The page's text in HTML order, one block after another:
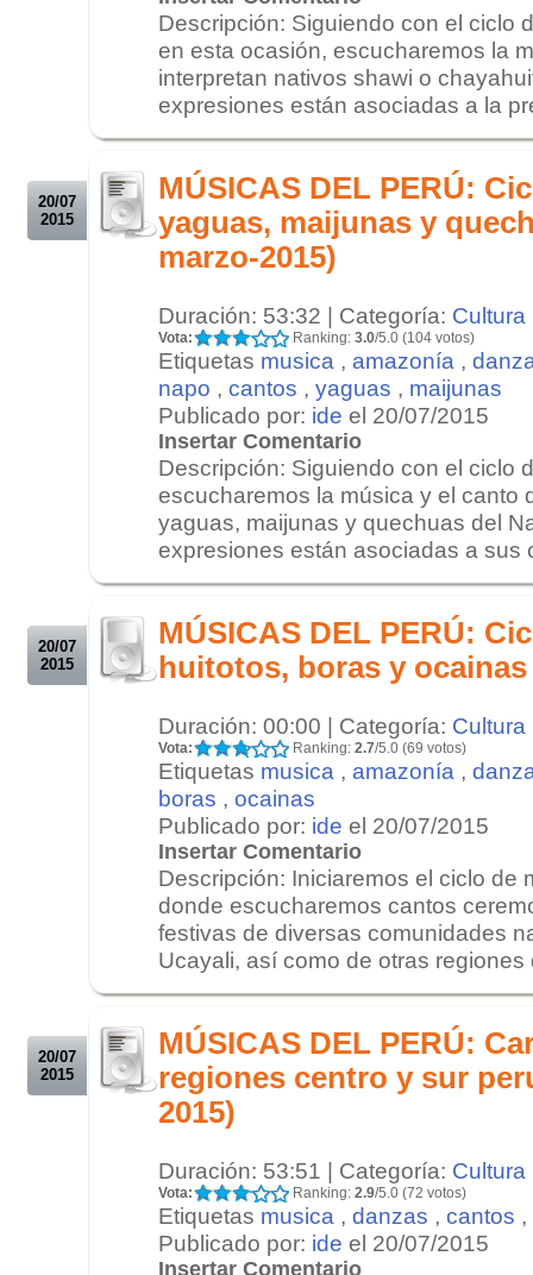
Descripción: Siguiendo con el ciclo
en esta ocasión, escucharemos la
interpretan nativos shawi o
expresiones están asociadas a la
20/07
2015
MÚSICAS DEL PERÚ:
yaguas, maijunas y
marzo-2015)
Duración: 53:32 | Categoría: Cultura
Vota: Ranking: 3.0/5.0 (104 votos)
Etiquetas musica , amazonía ,
napo , cantos , yaguas , maijunas
Publicado por: ide el 20/07/2015
Insertar Comentario
Descripción: Siguiendo con el ciclo
escucharemos la música y el canto
yaguas, maijunas y quechuas del
expresiones están asociadas a sus
20/07
2015
MÚSICAS DEL PERÚ:
huitotos, boras y
Duración: 00:00 | Categoría: Cultura
Vota: Ranking: 2.7/5.0 (69 votos)
Etiquetas musica , amazonía ,
boras , ocainas
Publicado por: ide el 20/07/2015
Insertar Comentario
Descripción: Iniciaremos el ciclo de
donde escucharemos cantos
festivas de diversas comunidades
Ucayali, así como de otras
20/07
2015
MÚSICAS DEL PERÚ:
regiones centro y sur
2015)
Duración: 53:51 | Categoría: Cultura
Vota: Ranking: 2.9/5.0 (72 votos)
Etiquetas musica , danzas , cantos ,
Publicado por: ide el 20/07/2015
Insertar Comentario